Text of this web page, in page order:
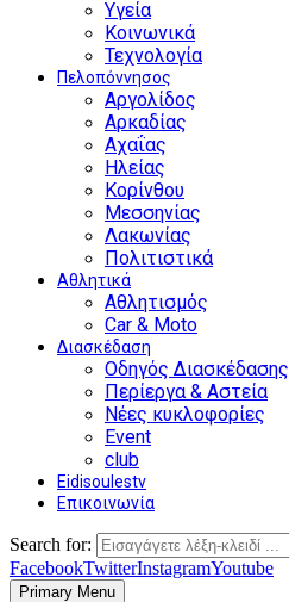
Υγεία
Κοινωνικά
Τεχνολογία
Πελοπόννησος
Αργολίδος
Αρκαδίας
Αχαΐας
Ηλείας
Κορίνθου
Μεσσηνίας
Λακωνίας
Πολιτιστικά
Αθλητικά
Αθλητισμός
Car & Moto
Διασκέδαση
Οδηγός Διασκέδασης
Περίεργα & Αστεία
Νέες κυκλοφορίες
Event
club
Eidisoulestv
Επικοινωνία
Search for:
FacebookTwitterInstagramYoutube
Primary Menu